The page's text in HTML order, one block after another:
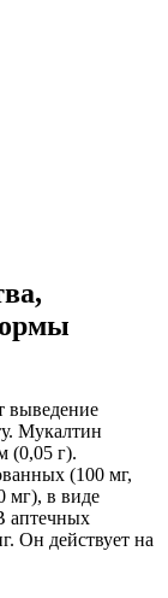
выведение
Мукалтин
(0,05 г).
(100 мг,
мг), в виде
аптечных
Он действует на